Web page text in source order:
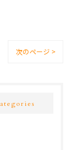
次のページ >